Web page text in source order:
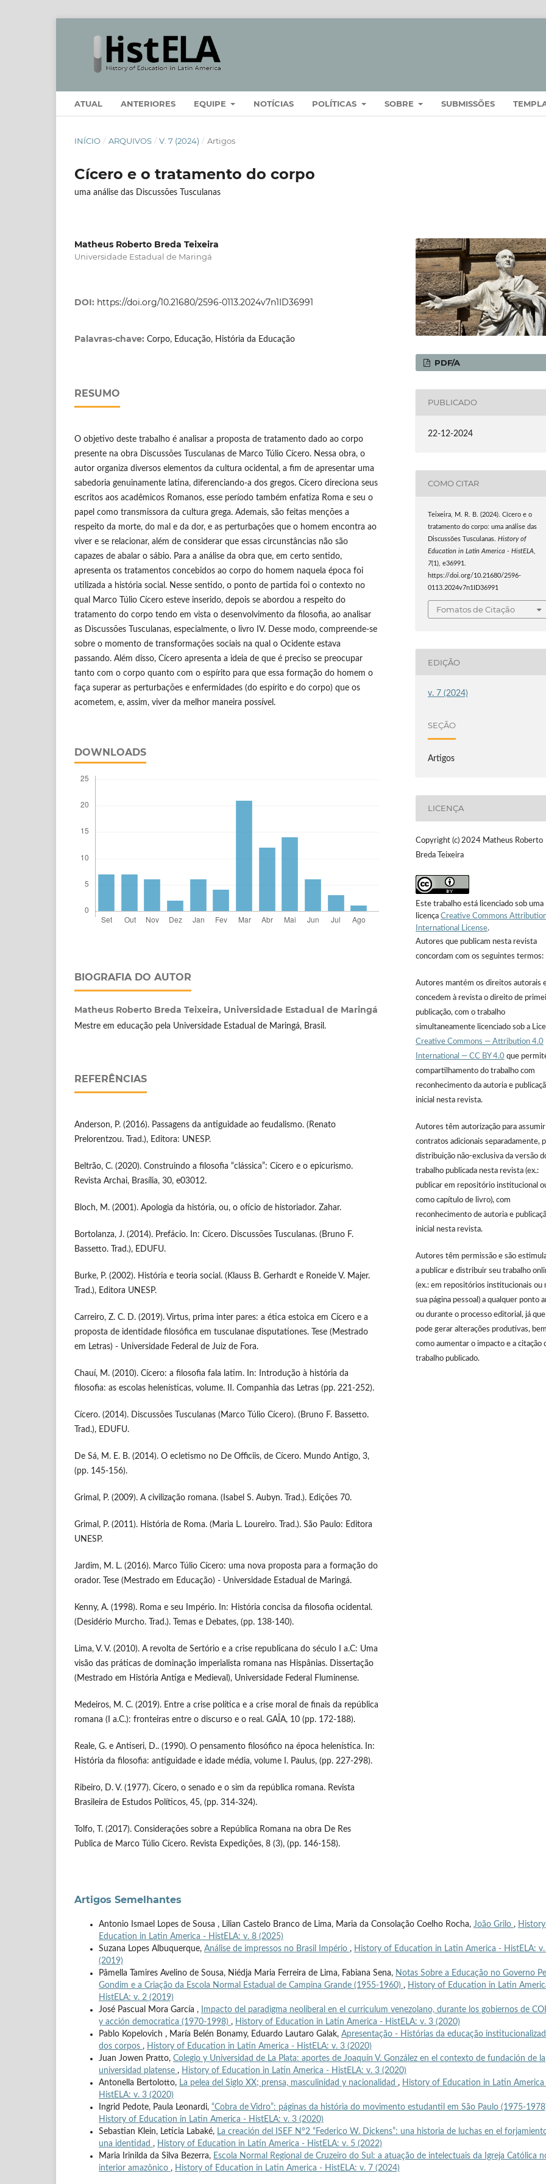
ATUAL ANTERIORES EQUIPE NOTÍCIAS POLÍTICAS SOBRE SUBMISSÕES
INÍCIO / ARQUIVOS / V. 7 (2024) / Artigos
Cícero e o tratamento do corpo
uma análise das Discussões Tusculanas
Matheus Roberto Breda Teixeira
Universidade Estadual de Maringá
DOI: https://doi.org/10.21680/2596-0113.2024v7n1ID36991
Palavras-chave: Corpo, Educação, História da Educação
RESUMO
O objetivo deste trabalho é analisar a proposta de tratamento dado ao corpo
presente na obra Discussões Tusculanas de Marco Túlio Cícero. Nessa obra, o
autor organiza diversos elementos da cultura ocidental, a fim de apresentar uma
sabedoria genuinamente latina, diferenciando-a dos gregos. Cícero direciona seus
escritos aos acadêmicos Romanos, esse período também enfatiza Roma e seu o
papel como transmissora da cultura grega. Ademais, são feitas menções a
respeito da morte, do mal e da dor, e as perturbações que o homem encontra ao
viver e se relacionar, além de considerar que essas circunstâncias não são
capazes de abalar o sábio. Para a análise da obra que, em certo sentido,
apresenta os tratamentos concebidos ao corpo do homem naquela época foi
utilizada a história social. Nesse sentido, o ponto de partida foi o contexto no
qual Marco Túlio Cícero esteve inserido, depois se abordou a respeito do
tratamento do corpo tendo em vista o desenvolvimento da filosofia, ao analisar
as Discussões Tusculanas, especialmente, o livro IV. Desse modo, compreende-se
sobre o momento de transformações sociais na qual o Ocidente estava
passando. Além disso, Cícero apresenta a ideia de que é preciso se preocupar
tanto com o corpo quanto com o espírito para que essa formação do homem o
faça superar as perturbações e enfermidades (do espírito e do corpo) que os
acometem, e, assim, viver da melhor maneira possível.
DOWNLOADS
BIOGRAFIA DO AUTOR
Matheus Roberto Breda Teixeira, Universidade Estadual de Maringá
Mestre em educação pela Universidade Estadual de Maringá, Brasil.
REFERÊNCIAS
Anderson, P. (2016). Passagens da antiguidade ao feudalismo. (Renato
Prelorentzou. Trad.), Editora: UNESP.
Beltrão, C. (2020). Construindo a filosofia “clássica”: Cícero e o epicurismo.
Revista Archai, Brasília, 30, e03012.
Bloch, M. (2001). Apologia da história, ou, o ofício de historiador. Zahar.
Bortolanza, J. (2014). Prefácio. In: Cícero. Discussões Tusculanas. (Bruno F.
Bassetto. Trad.), EDUFU.
Burke, P. (2002). História e teoria social. (Klauss B. Gerhardt e Roneide V. Majer.
Trad.), Editora UNESP.
Carreiro, Z. C. D. (2019). Virtus, prima inter pares: a ética estoica em Cícero e a
proposta de identidade filosófica em tusculanae disputationes. Tese (Mestrado
em Letras) - Universidade Federal de Juiz de Fora.
Chauí, M. (2010). Cícero: a filosofia fala latim. In: Introdução à história da
filosofia: as escolas helenísticas, volume. II. Companhia das Letras (pp. 221-252).
Cícero. (2014). Discussões Tusculanas (Marco Túlio Cícero). (Bruno F. Bassetto.
Trad.), EDUFU.
De Sá, M. E. B. (2014). O ecletismo no De Officiis, de Cícero. Mundo Antigo, 3,
(pp. 145-156).
Grimal, P. (2009). A civilização romana. (Isabel S. Aubyn. Trad.). Edições 70.
Grimal, P. (2011). História de Roma. (Maria L. Loureiro. Trad.). São Paulo: Editora
UNESP.
Jardim, M. L. (2016). Marco Túlio Cícero: uma nova proposta para a formação do
orador. Tese (Mestrado em Educação) - Universidade Estadual de Maringá.
Kenny, A. (1998). Roma e seu Império. In: História concisa da filosofia ocidental.
(Desidério Murcho. Trad.). Temas e Debates, (pp. 138-140).
Lima, V. V. (2010). A revolta de Sertório e a crise republicana do século I a.C: Uma
visão das práticas de dominação imperialista romana nas Hispânias. Dissertação
(Mestrado em História Antiga e Medieval), Universidade Federal Fluminense.
Medeiros, M. C. (2019). Entre a crise política e a crise moral de finais da república
romana (I a.C.): fronteiras entre o discurso e o real. GAÎA, 10 (pp. 172-188).
Reale, G. e Antiseri, D.. (1990). O pensamento filosófico na época helenística. In:
História da filosofia: antiguidade e idade média, volume I. Paulus, (pp. 227-298).
Ribeiro, D. V. (1977). Cícero, o senado e o sim da república romana. Revista
Brasileira de Estudos Políticos, 45, (pp. 314-324).
Tolfo, T. (2017). Considerações sobre a República Romana na obra De Res
Publica de Marco Túlio Cícero. Revista Expedições, 8 (3), (pp. 146-158).
PDF/A
PUBLICADO
22-12-2024
COMO CITAR
Teixeira, M. R. B. (2024). Cícero e o
tratamento do corpo: uma análise das
Discussões Tusculanas.History of
Education in Latin America - HistELA
7(1), e36991.
https://doi.org/10.21680/2596-
0113.2024v7n1ID36991
Fomatos de Citação
EDIÇÃO
v. 7 (2024)
SEÇÃO
Artigos
LICENÇA
Copyright (c) 2024 Matheus Roberto
Breda Teixeira
Este trabalho está licenciado sob uma
licença Creative Commons
International License.
Autores que publicam nesta revista
concordam com os seguintes termos:
Autores mantém os direitos autorais
concedem à revista o direito de
publicação, com o trabalho
simultaneamente licenciado sob a
Creative Commons — Attribution 4.0
International — CC BY 4.0 que
compartilhamento do trabalho com
reconhecimento da autoria e
inicial nesta revista.
Autores têm autorização para assumir
contratos adicionais separadamente,
distribuição não-exclusiva da versão
trabalho publicada nesta revista (ex.:
publicar em repositório institucional
como capítulo de livro), com
reconhecimento de autoria e
inicial nesta revista.
Autores têm permissão e são
a publicar e distribuir seu trabalho
(ex.: em repositórios institucionais ou
sua página pessoal) a qualquer ponto
ou durante o processo editorial, já
pode gerar alterações produtivas, bem
como aumentar o impacto e a citação
trabalho publicado.
Artigos Semelhantes
Antonio Ismael Lopes de Sousa , Lilian Castelo Branco de Lima, Maria da Consolação Coelho Rocha, João Grilo ,
Education in Latin America - HistELA: v. 8 (2025)
Suzana Lopes Albuquerque, Análise de impressos no Brasil Império , History of Education in Latin America - HistELA:
(2019)
Pâmella Tamires Avelino de Sousa, Niédja Maria Ferreira de Lima, Fabiana Sena, Notas Sobre a Educação no Governo
Gondim e a Criação da Escola Normal Estadual de Campina Grande (1955-1960) , History of Education in Latin
HistELA: v. 2 (2019)
José Pascual Mora García ,
Impacto del paradigma neoliberal en el curriculum venezolano, durante los gobiernos de
y acción democratica (1970-1998) , History of Education in Latin America - HistELA: v. 3 (2020)
Pablo Kopelovich , María Belén Bonamy, Eduardo Lautaro Galak, Apresentação - Histórias da educação
dos corpos , History of Education in Latin America - HistELA: v. 3 (2020)
Juan Jowen Pratto, Colegio y Universidad de La Plata: aportes de Joaquín V. González en el contexto de fundación de la
universidad platense , History of Education in Latin America - HistELA: v. 3 (2020)
Antonella Bertolotto, La pelea del Siglo XX; prensa, masculinidad y nacionalidad , History of Education in Latin America
HistELA: v. 3 (2020)
Ingrid Pedote, Paula Leonardi, “Cobra de Vidro”: páginas da história do movimento estudantil em São Paulo (1975-
History of Education in Latin America - HistELA: v. 3 (2020)
Sebastian Klein, Leticia Labaké, La creación del ISEF N°2 “Federico W. Dickens”: una historia de luchas en el
una identidad , History of Education in Latin America - HistELA: v. 5 (2022)
Maria Irinilda da Silva Bezerra, Escola Normal Regional de Cruzeiro do Sul: a atuação de intelectuais da Igreja Católica
interior amazônico , History of Education in Latin America - HistELA: v. 7 (2024)